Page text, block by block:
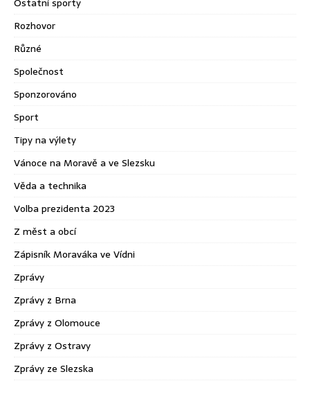
Rozhovor
Různé
Společnost
Sponzorováno
Sport
Tipy na výlety
Vánoce na Moravě a ve Slezsku
Věda a technika
Volba prezidenta 2023
Z měst a obcí
Zápisník Moraváka ve Vídni
Zprávy
Zprávy z Brna
Zprávy z Olomouce
Zprávy z Ostravy
Zprávy ze Slezska